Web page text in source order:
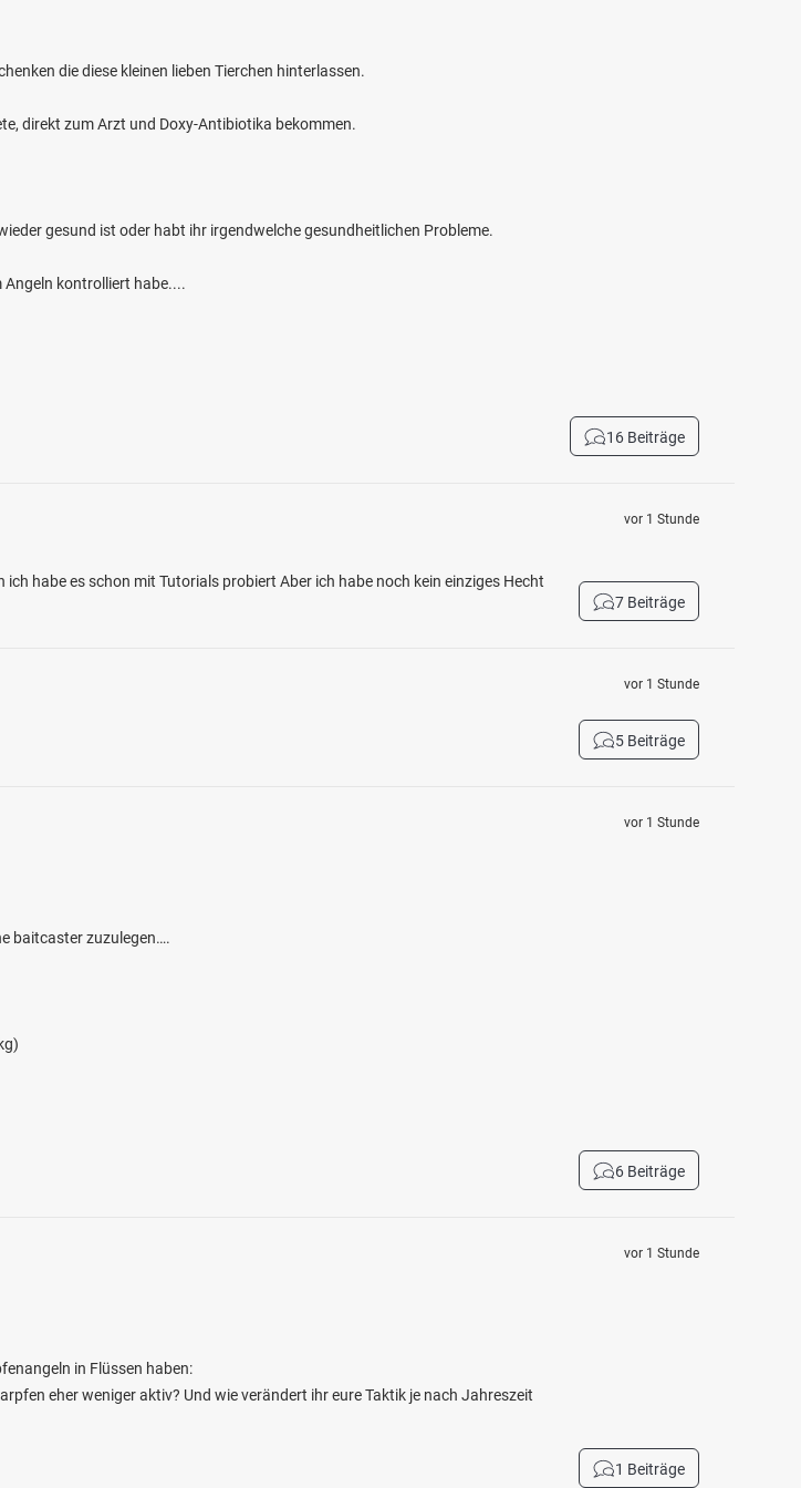
die diese kleinen lieben Tierchen hinterlassen.
direkt zum Arzt und Doxy-Antibiotika bekommen.
gesund ist oder habt ihr irgendwelche gesundheitlichen Probleme.
Angeln kontrolliert habe....
16 Beiträge
habe es schon mit Tutorials probiert Aber ich habe noch kein einziges Hecht
vor 1 Stunde
7 Beiträge
vor 1 Stunde
5 Beiträge
baitcaster zuzulegen….
vor 1 Stunde
6 Beiträge
in Flüssen haben:
eher weniger aktiv? Und wie verändert ihr eure Taktik je nach Jahreszeit
vor 1 Stunde
1 Beiträge